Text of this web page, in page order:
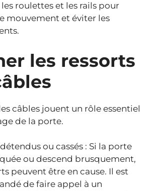
roulettes et les rails pour
mouvement et éviter les
les ressorts
câbles jouent un rôle essentiel
de la porte.
ou cassés : Si la porte
ou descend brusquement,
peuvent être en cause. Il est
de faire appel à un